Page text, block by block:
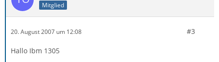
Mitglied
20. August 2007 um 12:08 #3
Hallo Ibm 1305